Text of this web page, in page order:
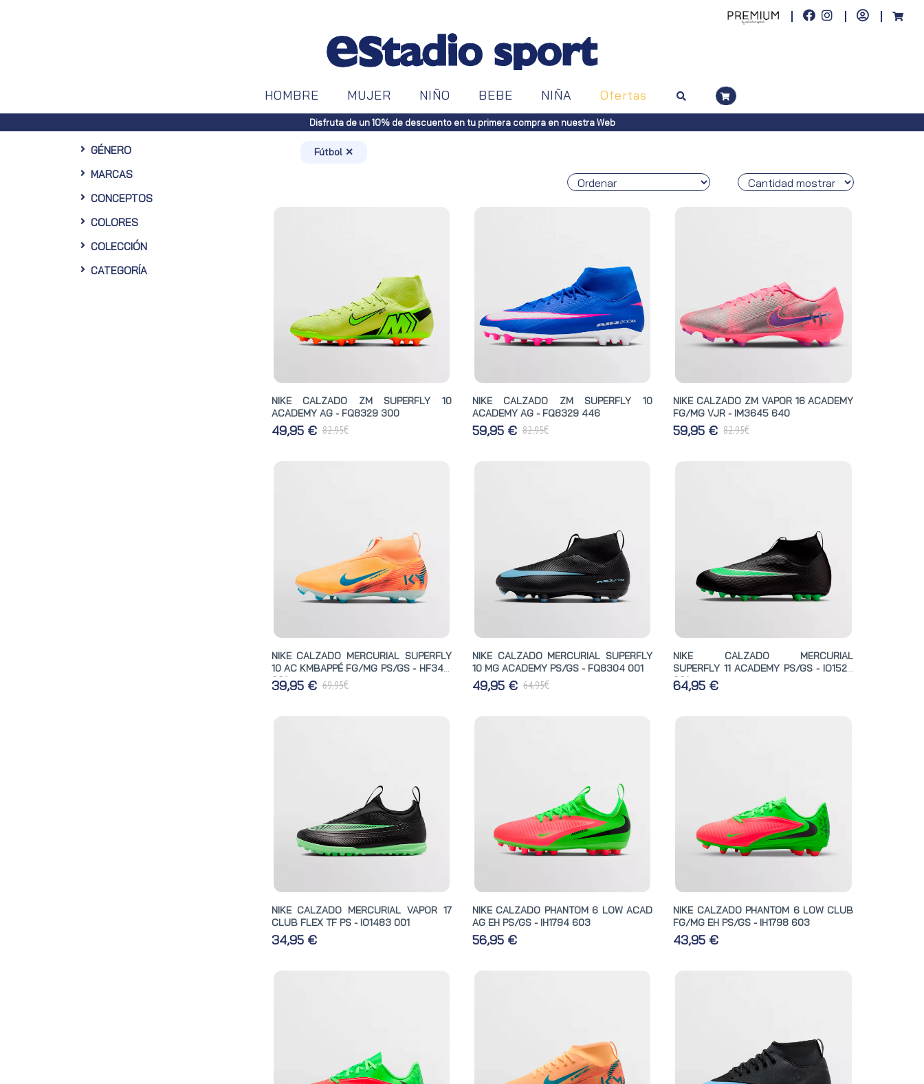
HOMBRE MUJER NIÑO BEBE NIÑA Ofertas
Envíos gratuitos a toda España (Canarias, pedidos superiores a 50€. Península, pedidos superiores a 100€)
GÉNERO
MARCAS
CONCEPTOS
COLORES
COLECCIÓN
CATEGORÍA
Fútbol ✕
NIKE CALZADO ZM SUPERFLY 10
ACADEMY AG - FQ8329 300
49,95 € 82,95€
NIKE CALZADO ZM SUPERFLY 10
ACADEMY AG - FQ8329 446
59,95 € 82,95€
NIKE CALZADO ZM VAPOR 16 ACADEMY
FG/MG VJR - IM3645 640
59,95 € 82,95€
NIKE CALZADO MERCURIAL SUPERFLY
10 AC KMBAPPÉ FG/MG PS/GS - HF3417
801
39,95 € 69,95€
NIKE CALZADO MERCURIAL SUPERFLY
10 MG ACADEMY PS/GS - FQ8304 001
49,95 € 64,95€
NIKE CALZADO MERCURIAL
SUPERFLY 11 ACADEMY PS/GS - IO1528
001
64,95 €
NIKE CALZADO MERCURIAL VAPOR 17
CLUB FLEX TF PS - IO1483 001
34,95 €
NIKE CALZADO PHANTOM 6 LOW ACAD
AG EH PS/GS - IH1794 603
56,95 €
NIKE CALZADO PHANTOM 6 LOW CLUB
FG/MG EH PS/GS - IH1798 603
43,95 €